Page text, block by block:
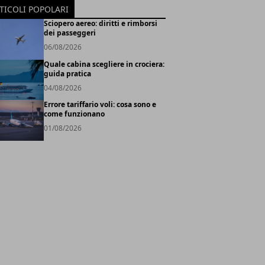
POPOLARI
Sciopero aereo: diritti e rimborsi
dei passeggeri
06/08/2026
Quale cabina scegliere in crociera:
guida pratica
04/08/2026
Errore tariffario voli: cosa sono e
come funzionano
01/08/2026